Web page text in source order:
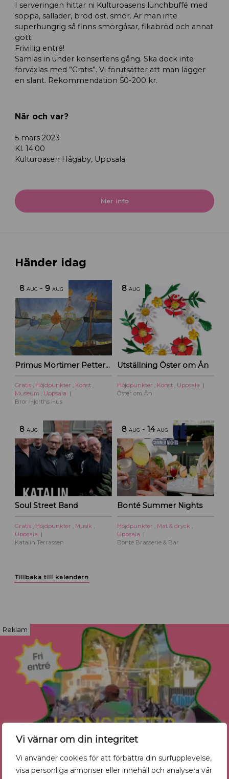
Vi värnar om din integritet
Vi använder cookies för att förbättra din surfupplevelse,
visa personliga annonser eller innehåll och analysera vår
I serveringen hittar ni Kulturoasens lunchbuffé med
soppa, sallader, bröd ost, smör. Är man inte
superhungrig så finns smörgåsar, fikabröd och annat
gott.
Frivillig entré!
Samlas in under konsertens gång. Ska dock inte
förväxlas med ”Gratis”. Vi förutsätter att man lägger
en slant. Rekommendation 50-200 kr.
När och var?
5 mars 2023
Kl. 14.00
Kulturoasen Hågaby, Uppsala
Mer info
Händer idag
8 AUG - 9 AUG
Primus Mortimer Pettersson
Gratis , Höjdpunkter , Konst ,
Museum , Uppsala
Bror Hjorths Hus
8 AUG
Utställning Öster om Ån
Höjdpunkter , Konst , Uppsala
Öster om Ån
8 AUG
Soul Street Band
Gratis Höjdpunkter Musik
Uppsala
Katalin Terrassen
8 AUG -14 AUG
Bonté Summer Nights
Höjdpunkter Mat & dryck
Uppsala
Bonté Brasserie & Bar
Tillbaka till kalendern
Reklam